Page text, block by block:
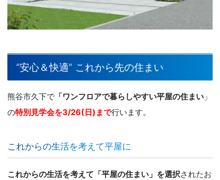
“安心＆快適” これから先の住まい
熊谷市久下で 「ワンフロアで暮らしやすい平屋の住まい 」
の特別見学会を3/26(日)まで行います。
これからの生活を考えて平屋に
これからの生活を考えて「平屋の住まい」を選択されたお